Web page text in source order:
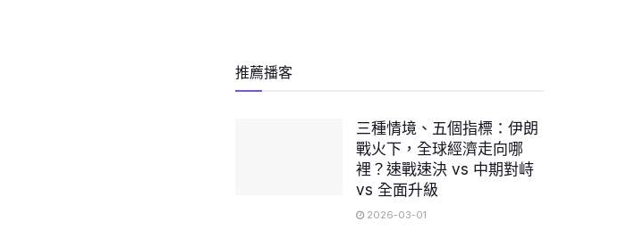
推薦播客
三種情境、五個指標：伊朗
戰火下，全球經濟走向哪
裡？速戰速決 vs 中期對峙
vs 全面升級
2026-03-01